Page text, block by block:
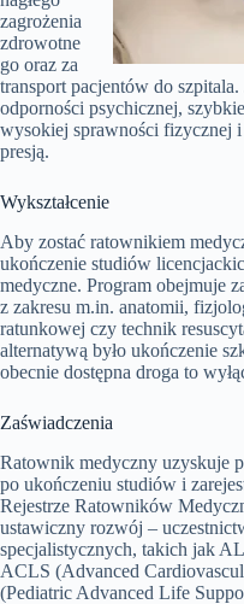
zagrożenia
zdrowotne
go oraz za
transport pacjentów do
odporności psychicznej,
wysokiej sprawności fizycznej
presją.
Wykształcenie
Aby zostać ratownikiem
ukończenie studiów
medyczne. Program obejmuje
z zakresu m.in. anatomii,
ratunkowej czy technik
alternatywą było ukończenie
obecnie dostępna droga to
Zaświadczenia
Ratownik medyczny uzyskuje
po ukończeniu studiów i
Rejestrze Ratowników
ustawiczny rozwój –
specjalistycznych, takich jak
ACLS (Advanced
(Pediatric Advanced Life